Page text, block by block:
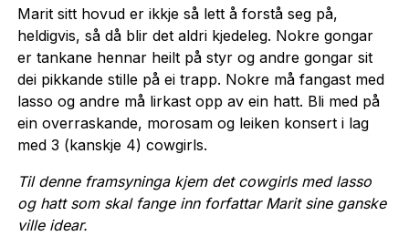
Marit sitt hovud er ikkje så lett å forstå seg på,
heldigvis, så då blir det aldri kjedeleg. Nokre gongar
er tankane hennar heilt på styr og andre gongar sit
dei pikkande stille på ei trapp. Nokre må fangast med
lasso og andre må lirkast opp av ein hatt. Bli med på
ein overraskande, morosam og leiken konsert i lag
med 3 (kanskje 4) cowgirls.
Til denne framsyninga kjem det cowgirls med lasso
og hatt som skal fange inn forfattar Marit sine ganske
ville idear.